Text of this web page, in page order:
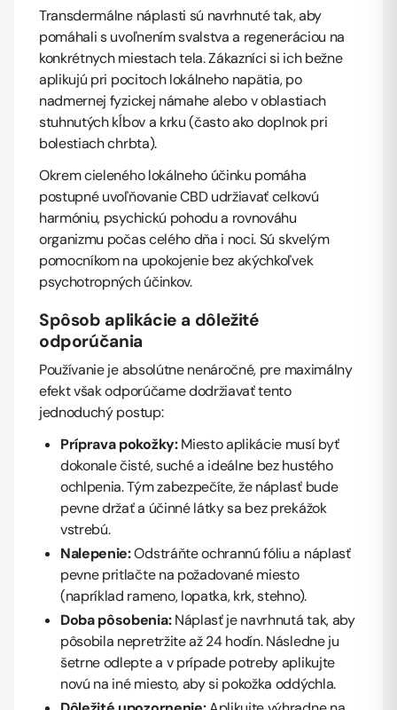
Transdermálne náplasti sú navrhnuté tak, aby
pomáhali s uvoľnením svalstva a regeneráciou na
konkrétnych miestach tela. Zákazníci si ich bežne
aplikujú pri pocitoch lokálneho napätia, po
nadmernej fyzickej námahe alebo v oblastiach
stuhnutých kĺbov a krku (často ako doplnok pri
bolestiach chrbta).
Okrem cieleného lokálneho účinku pomáha
postupné uvoľňovanie CBD udržiavať celkovú
harmóniu, psychickú pohodu a rovnováhu
organizmu počas celého dňa i noci. Sú skvelým
pomocníkom na upokojenie bez akýchkoľvek
psychotropných účinkov.
Spôsob aplikácie a dôležité
odporúčania
Používanie je absolútne nenáročné, pre maximálny
efekt však odporúčame dodržiavať tento
jednoduchý postup:
Príprava pokožky:Miesto aplikácie musí byť
dokonale čisté, suché a ideálne bez hustého
ochlpenia. Tým zabezpečíte, že náplasť bude
pevne držať a účinné látky sa bez prekážok
vstrebú.
Nalepenie:Odstráňte ochrannú fóliu a náplasť
pevne pritlačte na požadované miesto
(napríklad rameno, lopatka, krk, stehno).
Doba pôsobenia:Náplasť je navrhnutá tak, aby
pôsobila nepretržite až 24 hodín. Následne ju
šetrne odlepte a v prípade potreby aplikujte
novú na iné miesto, aby si pokožka oddýchla.